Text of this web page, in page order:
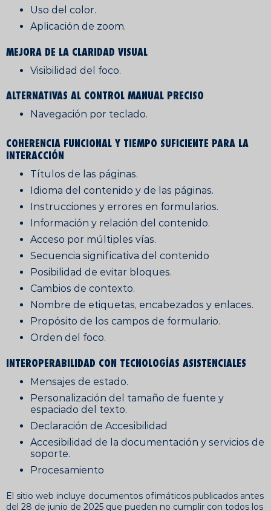
Uso del color.
Aplicación de zoom.
MEJORA DE LA CLARIDAD VISUAL
Visibilidad del foco.
ALTERNATIVAS AL CONTROL MANUAL PRECISO
Navegación por teclado.
COHERENCIA FUNCIONAL Y TIEMPO SUFICIENTE PARA LA
INTERACCIÓN
Títulos de las páginas.
Idioma del contenido y de las páginas.
Instrucciones y errores en formularios.
Información y relación del contenido.
Acceso por múltiples vías.
Secuencia significativa del contenido
Posibilidad de evitar bloques.
Cambios de contexto.
Nombre de etiquetas, encabezados y enlaces.
Propósito de los campos de formulario.
Orden del foco.
INTEROPERABILIDAD CON TECNOLOGÍAS ASISTENCIALES
Mensajes de estado.
Personalización del tamaño de fuente y
espaciado del texto.
Declaración de Accesibilidad
Accesibilidad de la documentación y servicios de
soporte.
Procesamiento
El sitio web incluye documentos ofimáticos publicados antes
del 28 de junio de 2025 que pueden no cumplir con todos los